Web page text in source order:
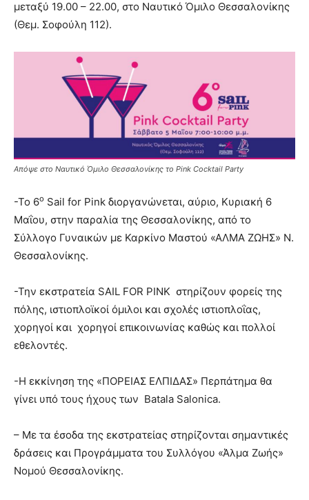
μεταξύ 19.00 – 22.00, στο Ναυτικό Όμιλο Θεσσαλονίκης
(Θεμ. Σοφούλη 112).
Απόψε στο Ναυτικό Όμιλο Θεσσαλονίκης το Pink Cocktail Party
-Το 6ο Sail for Pink διοργανώνεται, αύριο, Κυριακή 6
Μαΐου, στην παραλία της Θεσσαλονίκης, από το
Σύλλογο Γυναικών με Καρκίνο Μαστού «ΑΛΜΑ ΖΩΗΣ» Ν.
Θεσσαλονίκης.
-Την εκστρατεία SAIL FOR PINK στηρίζουν φορείς της
πόλης, ιστιοπλοϊκοί όμιλοι και σχολές ιστιοπλοΐας,
χορηγοί και χορηγοί επικοινωνίας καθώς και πολλοί
εθελοντές.
-Η εκκίνηση της «ΠΟΡΕΙΑΣ ΕΛΠΙΔΑΣ» Περπάτημα θα
γίνει υπό τους ήχους των Batala Salonica.
– Με τα έσοδα της εκστρατείας στηρίζονται σημαντικές
δράσεις και Προγράμματα του Συλλόγου «Άλμα Ζωής»
Νομού Θεσσαλονίκης.